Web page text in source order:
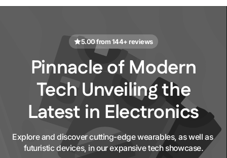
5.00 from 144+ reviews
Pinnacle of Modern
Tech Unveiling the
Latest in Electronics
Explore and discover cutting-edge wearables, as well as
futuristic devices, in our expansive tech showcase.